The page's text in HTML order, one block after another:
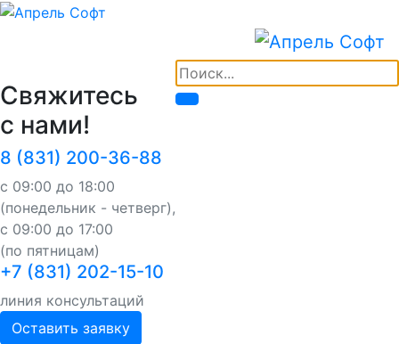
Свяжитесь
с нами!
8 (831) 200-36-88
с 09:00 до 18:00
(понедельник - четверг),
с 09:00 до 17:00
(по пятницам)
+7 (831) 202-15-10
линия консультаций
Оставить заявку